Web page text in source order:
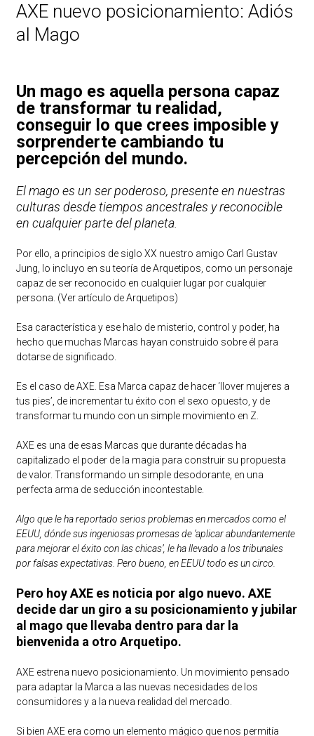
AXE nuevo posicionamiento: Adiós
al Mago
Un mago es aquella persona capaz
de transformar tu realidad,
conseguir lo que crees imposible y
sorprenderte cambiando tu
percepción del mundo.
El mago es un ser poderoso, presente en nuestras
culturas desde tiempos ancestrales y reconocible
en cualquier parte del planeta.
Por ello, a principios de siglo XX nuestro amigo Carl Gustav
Jung, lo incluyo en su teoría de Arquetipos, como un personaje
capaz de ser reconocido en cualquier lugar por cualquier
persona. (Ver artículo de Arquetipos)
Esa característica y ese halo de misterio, control y poder, ha
hecho que muchas Marcas hayan construido sobre él para
dotarse de significado.
Es el caso de AXE. Esa Marca capaz de hacer ‘llover mujeres a
tus pies’, de incrementar tu éxito con el sexo opuesto, y de
transformar tu mundo con un simple movimiento en Z.
AXE es una de esas Marcas que durante décadas ha
capitalizado el poder de la magia para construir su propuesta
de valor. Transformando un simple desodorante, en una
perfecta arma de seducción incontestable.
Algo que le ha reportado serios problemas en mercados como el
EEUU, dónde sus ingeniosas promesas de ‘aplicar abundantemente
para mejorar el éxito con las chicas’, le ha llevado a los tribunales
por falsas expectativas. Pero bueno, en EEUU todo es un circo.
Pero hoy AXE es noticia por algo nuevo. AXE
decide dar un giro a su posicionamiento y jubilar
al mago que llevaba dentro para dar la
bienvenida a otro Arquetipo.
AXE estrena nuevo posicionamiento. Un movimiento pensado
para adaptar la Marca a las nuevas necesidades de los
consumidores y a la nueva realidad del mercado.
Si bien AXE era como un elemento mágico que nos permitía